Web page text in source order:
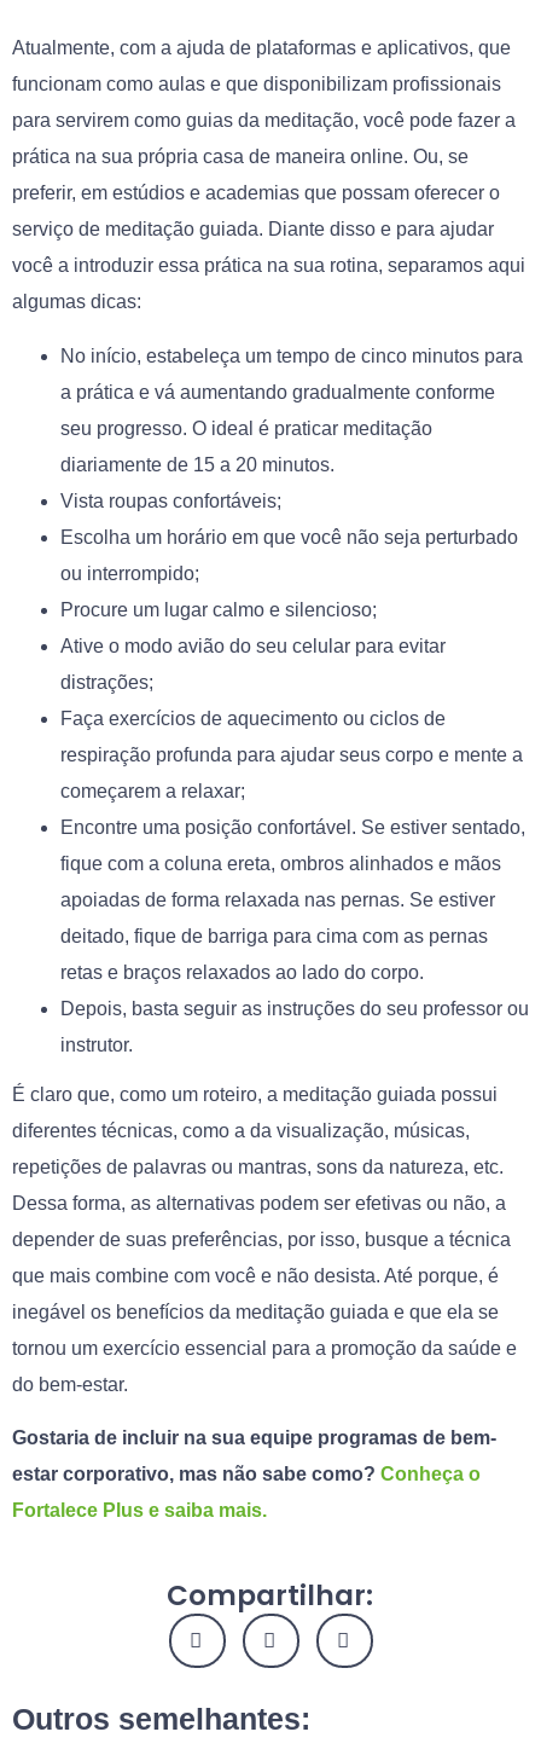
Atualmente, com a ajuda de plataformas e aplicativos, que
funcionam como aulas e que disponibilizam profissionais
para servirem como guias da meditação, você pode fazer a
prática na sua própria casa de maneira online. Ou, se
preferir, em estúdios e academias que possam oferecer o
serviço de meditação guiada. Diante disso e para ajudar
você a introduzir essa prática na sua rotina, separamos aqui
algumas dicas:
No início, estabeleça um tempo de cinco minutos para
a prática e vá aumentando gradualmente conforme
seu progresso. O ideal é praticar meditação
diariamente de 15 a 20 minutos.
Vista roupas confortáveis;
Escolha um horário em que você não seja perturbado
ou interrompido;
Procure um lugar calmo e silencioso;
Ative o modo avião do seu celular para evitar
distrações;
Faça exercícios de aquecimento ou ciclos de
respiração profunda para ajudar seus corpo e mente a
começarem a relaxar;
Encontre uma posição confortável. Se estiver sentado,
fique com a coluna ereta, ombros alinhados e mãos
apoiadas de forma relaxada nas pernas. Se estiver
deitado, fique de barriga para cima com as pernas
retas e braços relaxados ao lado do corpo.
Depois, basta seguir as instruções do seu professor ou
instrutor.
É claro que, como um roteiro, a meditação guiada possui
diferentes técnicas, como a da visualização, músicas,
repetições de palavras ou mantras, sons da natureza, etc.
Dessa forma, as alternativas podem ser efetivas ou não, a
depender de suas preferências, por isso, busque a técnica
que mais combine com você e não desista. Até porque, é
inegável os benefícios da meditação guiada e que ela se
tornou um exercício essencial para a promoção da saúde e
do bem-estar.
Gostaria de incluir na sua equipe programas de bem-
estar corporativo, mas não sabe como? Conheça o
Fortalece Plus e saiba mais.
Compartilhar:
Outros semelhantes: